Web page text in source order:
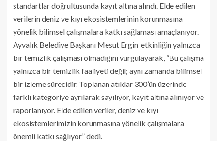
standartlar doğrultusunda kayıt altına alındı. Elde edilen
verilerin deniz ve kıyı ekosistemlerinin korunmasına
yönelik bilimsel çalışmalara katkı sağlaması amaçlanıyor.
Ayvalık Belediye Başkanı Mesut Ergin, etkinliğin yalnızca
bir temizlik çalışması olmadığını vurgulayarak, “Bu çalışma
yalnızca bir temizlik faaliyeti değil; aynı zamanda bilimsel
bir izleme sürecidir. Toplanan atıklar 300’ün üzerinde
farklı kategoriye ayrılarak sayılıyor, kayıt altına alınıyor ve
raporlanıyor. Elde edilen veriler, deniz ve kıyı
ekosistemlerimizin korunmasına yönelik çalışmalara
önemli katkı sağlıyor” dedi.